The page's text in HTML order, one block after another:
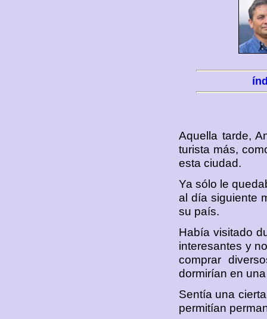
Aquella tarde,
turista más,
esta ciudad.
Ya sólo le
al día siguiente
su país.
Había visitado
interesantes y
comprar
dormirían en
Sentía una
permitían